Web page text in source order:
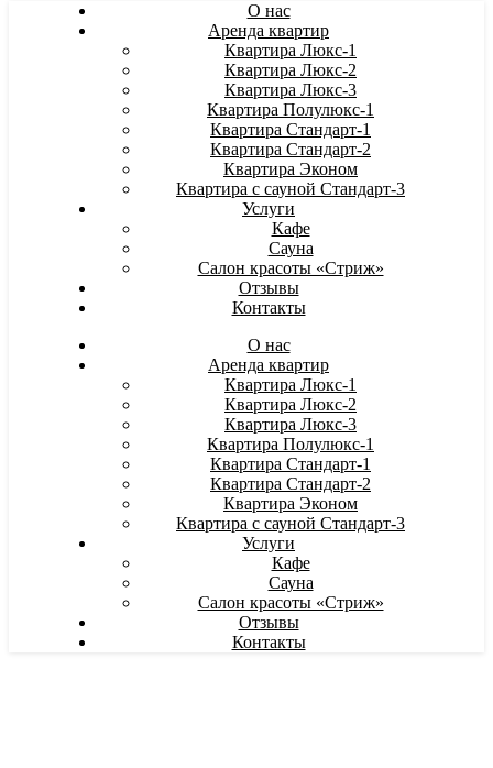
О нас
Аренда квартир
Квартира Люкс-1
Квартира Люкс-2
Квартира Люкс-3
Квартира Полулюкс-1
Квартира Стандарт-1
Квартира Стандарт-2
Квартира Эконом
Квартира с сауной Стандарт-3
Услуги
Кафе
Сауна
Салон красоты «Стриж»
Отзывы
Контакты
О нас
Аренда квартир
Квартира Люкс-1
Квартира Люкс-2
Квартира Люкс-3
Квартира Полулюкс-1
Квартира Стандарт-1
Квартира Стандарт-2
Квартира Эконом
Квартира с сауной Стандарт-3
Услуги
Кафе
Сауна
Салон красоты «Стриж»
Отзывы
Контакты